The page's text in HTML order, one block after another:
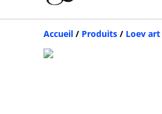
Accueil / Produits / Loev art